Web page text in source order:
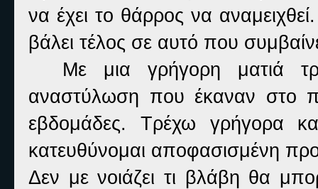
να έχει το θάρρος να
βάλει τέλος σε αυτό που
Με μια γρήγορη ματιά
αναστύλωση που έκαναν στο
εβδομάδες. Τρέχω γρήγορα
κατευθύνομαι αποφασισμένη
Δεν με νοιάζει τι βλάβη θα